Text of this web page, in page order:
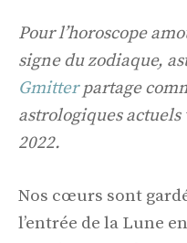
Pour l’horoscope
signe du zodiaque,
Gmitterpartage
astrologiques
2022.
Nos cœurs sont
l’entrée de la Lune